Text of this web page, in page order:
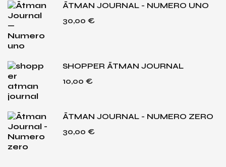
ĀTMAN JOURNAL - NUMERO UNO
30,00 €
SHOPPER ĀTMAN JOURNAL
10,00 €
ĀTMAN JOURNAL - NUMERO ZERO
30,00 €